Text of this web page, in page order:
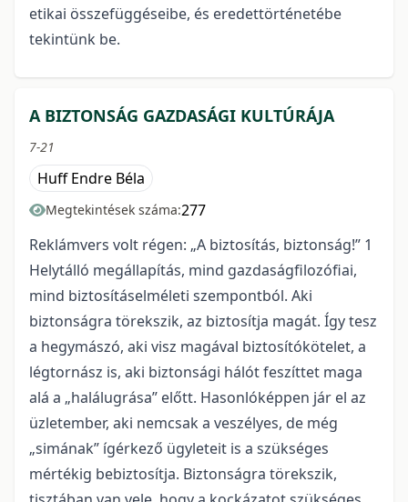
etikai összefüggéseibe, és eredettörténetébe
tekintünk be.
A BIZTONSÁG GAZDASÁGI KULTÚRÁJA
7-21
Huff Endre Béla
Megtekintések száma:277
Reklámvers volt régen: „A biztosítás, biztonság!” 1
Helytálló megállapítás, mind gazdaságfilozófiai,
mind biztosításelméleti szempontból. Aki
biztonságra törekszik, az biztosítja magát. Így tesz
a hegymászó, aki visz magával biztosítókötelet, a
légtornász is, aki biztonsági hálót feszíttet maga
alá a „halálugrása” előtt. Hasonlóképpen jár el az
üzletember, aki nemcsak a veszélyes, de még
„simának” ígérkező ügyleteit is a szükséges
mértékig bebiztosítja. Biztonságra törekszik,